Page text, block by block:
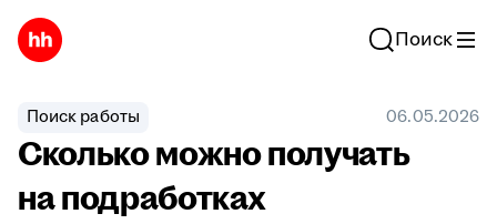
Поиск
Поиск работы 06.05.2026
Сколько можно получать
на подработках